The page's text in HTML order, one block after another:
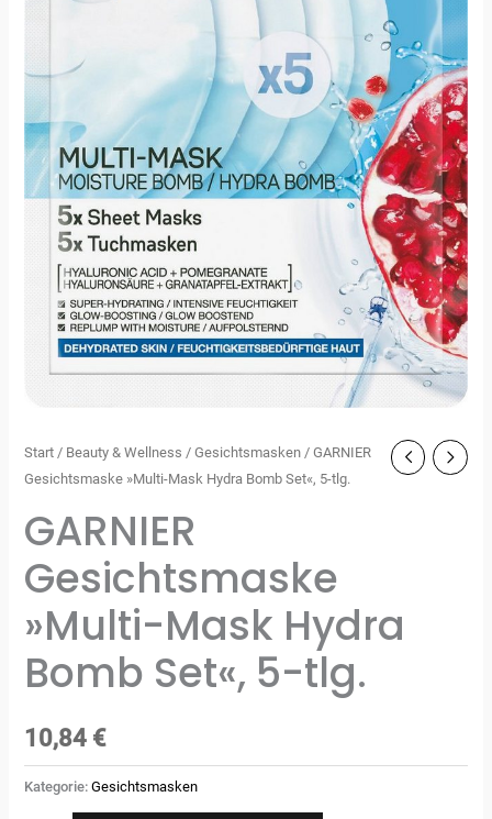
Start / Beauty & Wellness /Gesichtsmasken / GARNIER
Gesichtsmaske »Multi-Mask Hydra Bomb Set«, 5-tlg.
GARNIER
Gesichtsmaske
»Multi-Mask Hydra
Bomb Set«, 5-tlg.
10,84 €
Kategorie:Gesichtsmasken